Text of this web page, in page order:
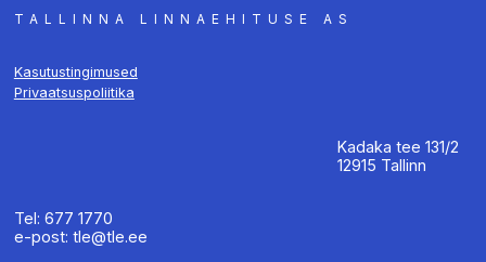
TALLINNA LINNAEHITUSE AS
Kasutustingimused
Privaatsuspoliitika
Kadaka tee 131/2
12915 Tallinn
Tel: 677 1770
e-post: tle@tle.ee